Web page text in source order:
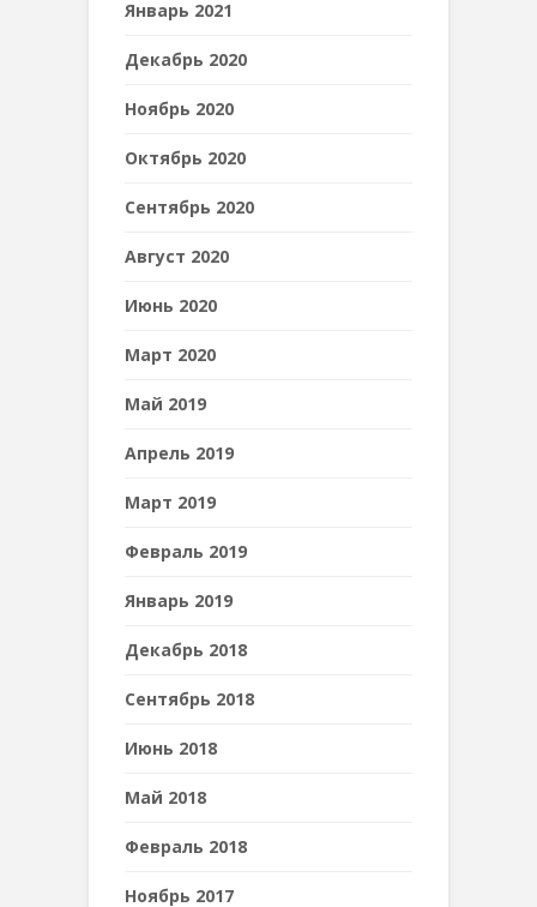
Январь 2021
Декабрь 2020
Ноябрь 2020
Октябрь 2020
Сентябрь 2020
Август 2020
Июнь 2020
Март 2020
Май 2019
Апрель 2019
Март 2019
Февраль 2019
Январь 2019
Декабрь 2018
Сентябрь 2018
Июнь 2018
Май 2018
Февраль 2018
Ноябрь 2017